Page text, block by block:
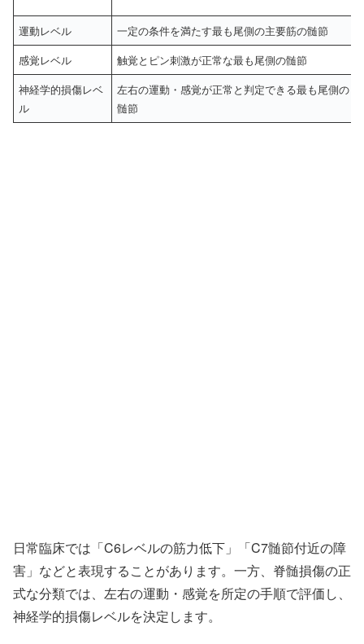
運動レベル
一定の条件を満たす最も尾側の主要筋の髄節
感覚レベル
触覚とピン刺激が正常な最も尾側の髄節
神経学的損傷レベ
ル
左右の運動・感覚が正常と判定できる最も尾側の
髄節
日常臨床では「C6レベルの筋力低下」「C7髄節付近の障
害」などと表現することがあります。一方、脊髄損傷の正
式な分類では、左右の運動・感覚を所定の手順で評価し、
神経学的損傷レベルを決定します。